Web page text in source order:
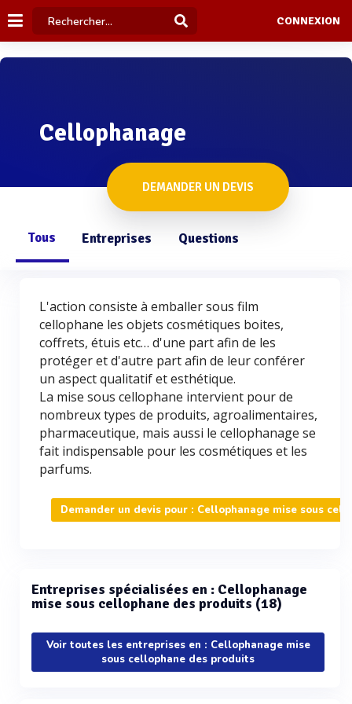
CONNEXION
Cellophanage
DEMANDER UN DEVIS
Tous Entreprises Questions
L'action consiste à emballer sous film
cellophane les objets cosmétiques boites,
coffrets, étuis etc… d'une part afin de les
protéger et d'autre part afin de leur conférer
un aspect qualitatif et esthétique.
La mise sous cellophane intervient pour de
nombreux types de produits, agroalimentaires,
pharmaceutique, mais aussi le cellophanage se
fait indispensable pour les cosmétiques et les
parfums.
Demander un devis pour : Cellophanage mise sous
Entreprises spécialisées en : Cellophanage
mise sous cellophane des produits (18)
Voir toutes les entreprises en : Cellophanage mise
sous cellophane des produits